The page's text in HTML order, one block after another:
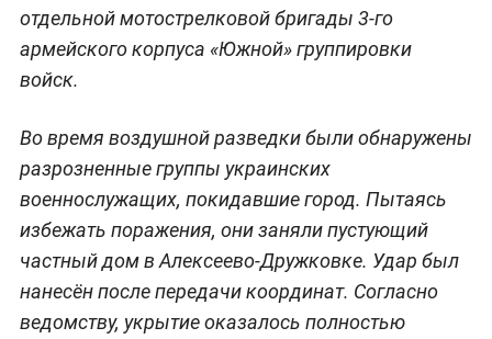
отдельной мотострелковой бригады 3-го
армейского корпуса «Южной» группировки
войск.
Во время воздушной разведки были обнаружены
разрозненные группы украинских
военнослужащих, покидавшие город. Пытаясь
избежать поражения, они заняли пустующий
частный дом в Алексеево-Дружковке. Удар был
нанесён после передачи координат. Согласно
ведомству, укрытие оказалось полностью